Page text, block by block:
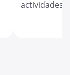
actividades